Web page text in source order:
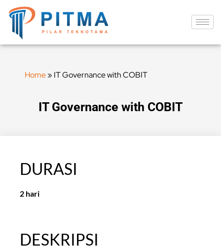
Home» IT Governance with COBIT
IT Governance with COBIT
DURASI
2 hari
DESKRIPSI